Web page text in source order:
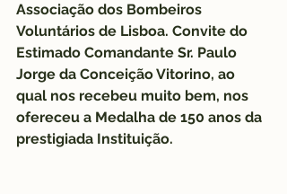
Associação dos Bombeiros
Voluntários de Lisboa. Convite do
Estimado Comandante Sr. Paulo
Jorge da Conceição Vitorino, ao
qual nos recebeu muito bem, nos
ofereceu a Medalha de 150 anos da
prestigiada Instituição.